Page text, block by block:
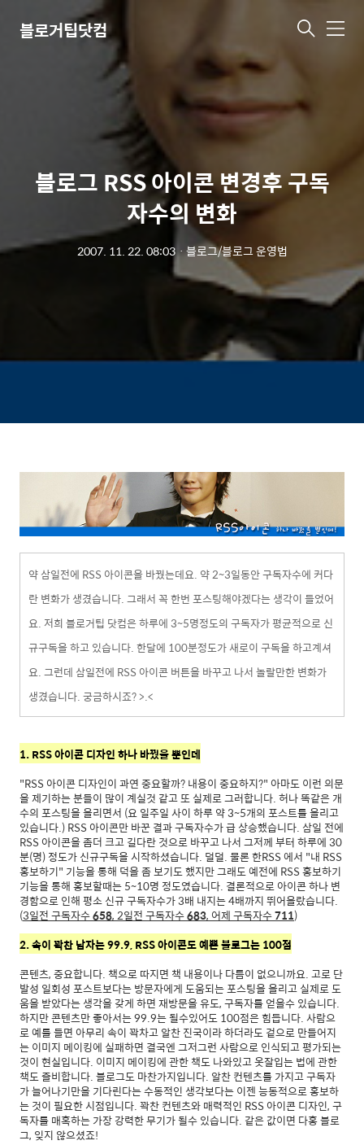
블로거팁닷컴 메
블로그 RSS 아이콘 변경후 구독
자수의 변화
2007. 11. 22. 08:03ㆍ블로그/블로그 운영법
약 삼일전에 RSS 아이콘을 바꿨는데요. 약 2~3일동안 구독자수에 커다
란 변화가 생겼습니다. 그래서 꼭 한번 포스팅해야겠다는 생각이 들었어
요. 저희 블로거팁 닷컴은 하루에 3~5명정도의 구독자가 평균적으로 신
규구독을 하고 있습니다. 한달에 100분정도가 새로이 구독을 하고계셔
요. 그런데 삼일전에 RSS 아이콘 버튼을 바꾸고 나서 놀랄만한 변화가
생겼습니다. 궁금하시죠? >.<
1. RSS 아이콘 디자인 하나 바꿨을 뿐인데
"RSS 아이콘 디자인이 과연 중요할까? 내용이 중요하지?" 아마도 이런 의문
을 제기하는 분들이 많이 계실것 같고 또 실제로 그러합니다. 허나 똑같은 개
수의 포스팅을 올리면서 (요 일주일 사이 하루 약 3~5개의 포스트를 올리고
있습니다.) RSS 아이콘만 바꾼 결과 구독자수가 급 상승했습니다. 삼일 전에
RSS 아이콘을 좀더 크고 길다란 것으로 바꾸고 나서 그저께 부터 하루에 30
분(명) 정도가 신규구독을 시작하셨습니다. 덜덜. 물론 한RSS 에서 "내 RSS
홍보하기" 기능을 통해 덕을 좀 보기도 했지만 그래도 예전에 RSS 홍보하기
기능을 통해 홍보할때는 5~10명 정도였습니다. 결론적으로 아이콘 하나 변
경함으로 인해 평소 신규 구독자수가 3배 내지는 4배까지 뛰어올랐습니다.
(3일전 구독자수658, 2일전 구독자수683, 어제 구독자수711)
2. 속이 꽉찬 남자는 99.9, RSS 아이콘도 예쁜 블로그는 100점
콘텐츠, 중요합니다. 책으로 따지면 책 내용이나 다름이 없으니까요. 고로 단
발성 일회성 포스트보다는 방문자에게 도움되는 포스팅을 올리고 실제로 도
움을 받았다는 생각을 갖게 하면 재방문을 유도, 구독자를 얻을수 있습니다.
하지만 콘텐츠만 좋아서는 99.9는 될수있어도 100점은 힘듭니다. 사람으
로 예를 들면 아무리 속이 꽉차고 알찬 진국이라 하더라도 겉으로 만들어지
는 이미지 메이킹에 실패하면 결국엔 그저그런 사람으로 인식되고 평가되는
것이 현실입니다. 이미지 메이킹에 관한 책도 나와있고 옷잘입는 법에 관한
책도 즐비합니다. 블로그도 마찬가지입니다. 알찬 컨텐츠를 가지고 구독자
가 늘어나기만을 기다린다는 수동적인 생각보다는 이젠 능동적으로 홍보하
는 것이 필요한 시점입니다. 꽉찬 컨텐츠와 매력적인 RSS 아이콘 디자인, 구
독자를 매혹하는 가장 강력한 무기가 될수 있습니다. 같은 값이면 다홍 블로
그, 잊지 않으셨죠!